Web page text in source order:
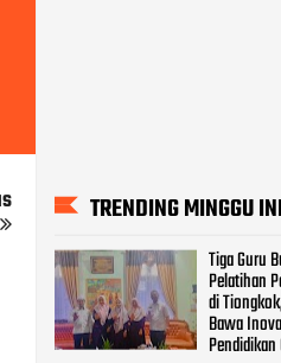
TRENDING MINGGU
Tiga Guru
Pelatihan
di
Bawa